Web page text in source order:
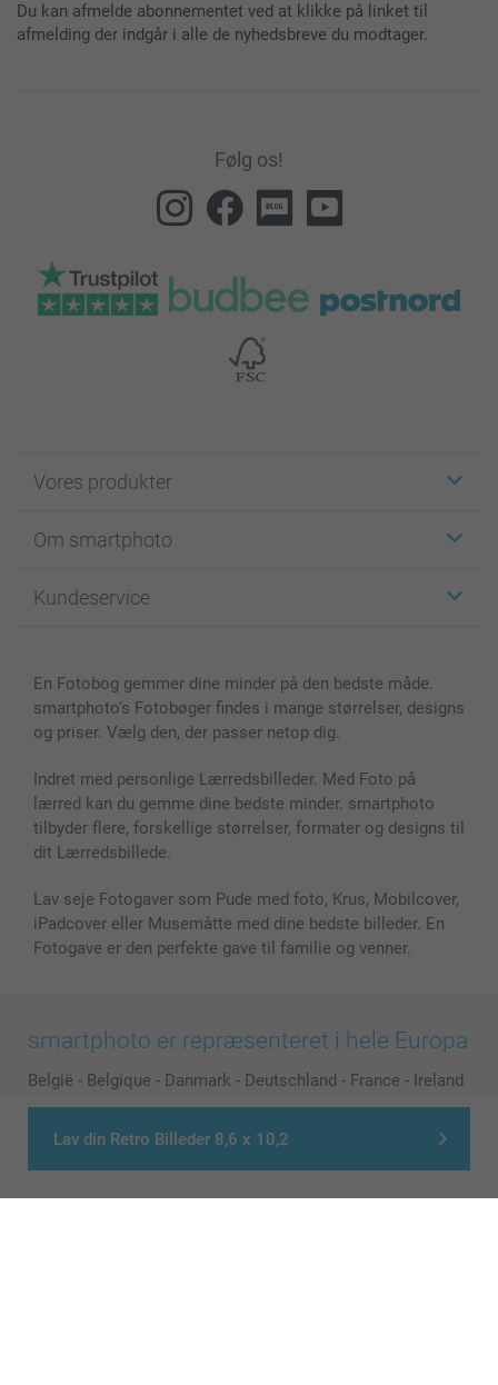
Lav din Retro Billeder 8,6 x 10,2
Du kan afmelde abonnementet ved at klikke på linket til
afmelding der indgår i alle de nyhedsbreve du modtager.
Følg os!
Vores produkter
Fotokort
Fotobøger
Cover til mobil & tablet
MyNameBook
Fotorammer & Tilbehør
Alle fotoprodukter
Om smartphoto
For affiliate
Sitemap
Betingelser og garantier
Kundeservice
smartbonus
Priser & betaling
En Fotobog gemmer dine minder på den bedste måde.
smartphoto's Fotobøger findes i mange størrelser, designs
og priser. Vælg den, der passer netop dig.
Indret med personlige Lærredsbilleder. Med Foto på
lærred kan du gemme dine bedste minder. smartphoto
tilbyder flere, forskellige størrelser, formater og designs til
dit Lærredsbillede.
Lav seje Fotogaver som Pude med foto, Krus, Mobilcover,
iPadcover eller Musemåtte med dine bedste billeder. En
Fotogave er den perfekte gave til familie og venner.
smartphoto er repræsenteret i hele Europa
België - Belgique - Danmark - Deutschland - France - Ireland
- Nederland - Norge - Österreich - Schweiz - Suisse -
Switzerland - Suomi - Sverige - United Kingdom